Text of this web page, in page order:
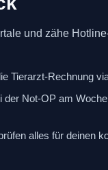
und zähe
Tierarzt-Rechnung
der Not-OP am
alles für deinen